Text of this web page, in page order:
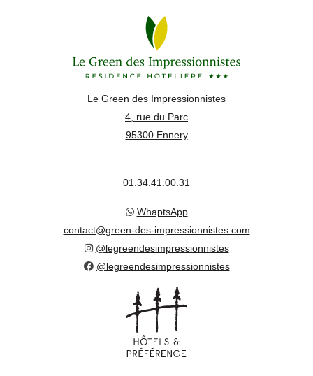
Le Green des Impressionnistes
4, rue du Parc
95300 Ennery
01.34.41.00.31
WhaptsApp
contact@green-des-impressionnistes.com
@legreendesimpressionnistes
@legreendesimpressionnistes